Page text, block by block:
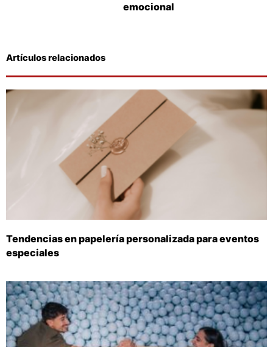
emocional
Artículos relacionados
Tendencias en papelería personalizada para eventos
especiales